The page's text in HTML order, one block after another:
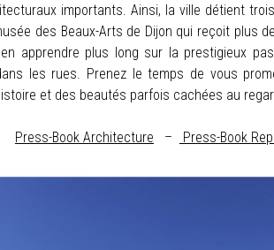
importants. Ainsi, la ville détient
des Beaux-Arts de Dijon qui reçoit plus
apprendre plus long sur la prestigieux
les rues. Prenez le temps de vous
et des beautés parfois cachées au
Press-Book Architecture – Press-Book